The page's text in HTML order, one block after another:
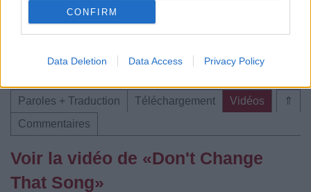
CONFIRM
Data Deletion Data Access Privacy Policy
Trouver des vinyles et des CD sur
Trouver un instrument de musique ou une partition au
⇑
Paroles + Traduction Téléchargement
Vidéos
Commentaires
Voir la vidéo de «Don't Change
That Song»